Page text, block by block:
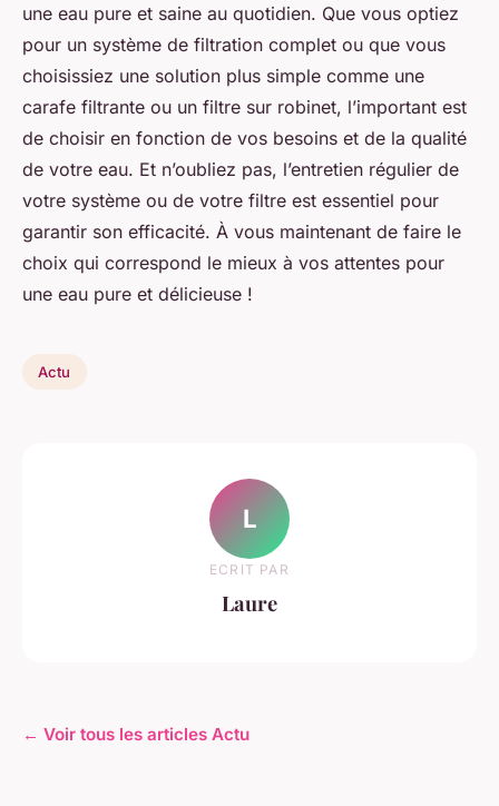
une eau pure et saine au quotidien. Que vous optiez
pour un système de filtration complet ou que vous
choisissiez une solution plus simple comme une
carafe filtrante ou un filtre sur robinet, l’important est
de choisir en fonction de vos besoins et de la qualité
de votre eau. Et n’oubliez pas, l’entretien régulier de
votre système ou de votre filtre est essentiel pour
garantir son efficacité. À vous maintenant de faire le
choix qui correspond le mieux à vos attentes pour
une eau pure et délicieuse !
Actu
L
ECRIT PAR
Laure
← Voir tous les articles Actu